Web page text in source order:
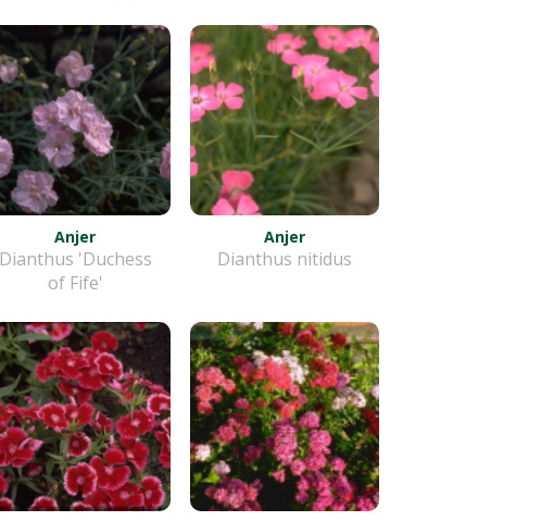
Anjer
Dianthus 'Duchess
of Fife'
Anjer
Dianthus nitidus